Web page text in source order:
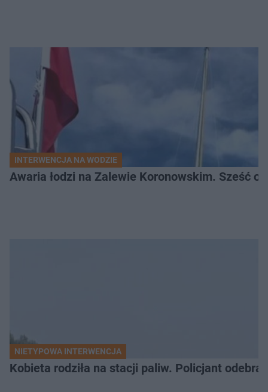
INTERWENCJA NA WODZIE
Awaria łodzi na Zalewie Koronowskim. Sześć
NIETYPOWA INTERWENCJA
Kobieta rodziła na stacji paliw. Policjant